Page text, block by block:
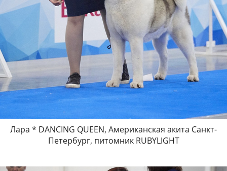
Лара * DANCING QUEEN, Американская акита Санкт-
Петербург, питомник RUBYLIGHT